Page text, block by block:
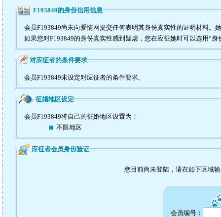
F193849的身份信用信息
会员F193849尚未向爱情网提交任何表明其身份真实性的证明材料。
如果您对F193849的身份真实性感到疑虑，您在应征她时可以选用“身
对应征者的条件要求
会员F193849未设定对应征者的条件要求。
征婚地区设定
会员F193849将自己的征婚地区设置为：
不限地区
应征者会员身份验证
您目前尚未登陆，请在如下区域
会员编号：